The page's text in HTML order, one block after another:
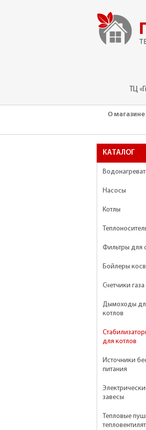
ТЦ
О магазине
КАТАЛОГ
Насосы
Котлы
Фильтры для
Бойлеры
Счетчики газа
Дымоходы
котлов
для котлов
Источники
питания
завесы
Тепловые